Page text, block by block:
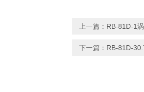
上一篇： RB-81D-1
下一篇： RB-81D-